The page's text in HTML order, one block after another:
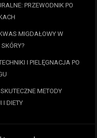
PRZEWODNIK PO
MIGDAŁOWY W
I PIELĘGNACJA PO
METODY
I DIETY